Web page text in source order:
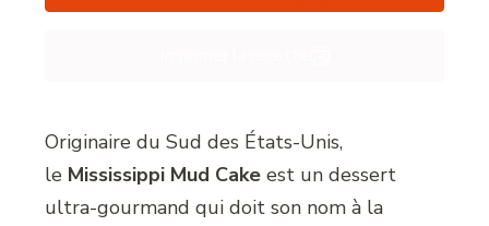
Originaire du Sud des États-Unis,
le Mississippi Mud Cake est un dessert
ultra-gourmand qui doit son nom à la